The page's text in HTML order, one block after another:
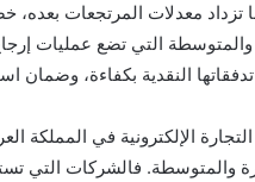
تزداد معدلات المرتجعات
والمتوسطة التي تضع عمليات
النقدية بكفاءة، وضمان
الإلكترونية في المملكة
والمتوسطة. فالشركات التي